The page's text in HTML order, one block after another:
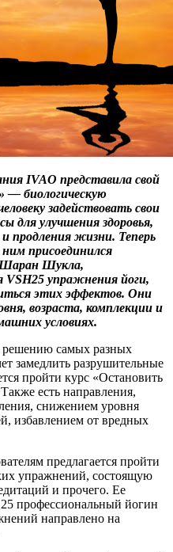
IVAO представила свой
— биологическую
задействовать свои
для улучшения здоровья,
продления жизни. Теперь
присоединился
Шаран Шукла,
VSH25 упражнения йоги,
этих эффектов. Они
возраста, комплекции и
условиях.
решению самых разных
замедлить разрушительные
пройти курс «Остановить
есть направления,
снижением уровня
избавлением от вредных
предлагается пройти
упражнений, состоящую
и прочего. Ее
профессиональный йогин
направлено на